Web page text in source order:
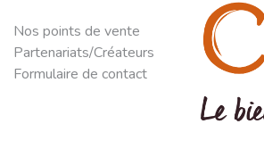
Nos points de vente
Partenariats/Créateurs
Formulaire de contact